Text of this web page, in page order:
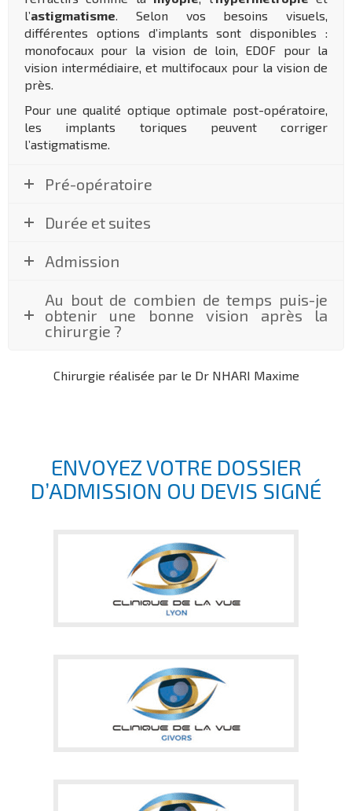
l’astigmatisme . Selon vos besoins visuels,
différentes options d’implants sont disponibles :
monofocaux pour la vision de loin, EDOF pour la
vision intermédiaire, et multifocaux pour la vision de
près.
Pour une qualité optique optimale post-opératoire,
les implants toriques peuvent corriger
l’astigmatisme.
Pré-opératoire
Durée et suites
Admission
Au bout de combien de temps puis-je
obtenir une bonne vision après la
chirurgie ?
Chirurgie réalisée par le Dr NHARI Maxime
ENVOYEZ VOTRE DOSSIER
D’ADMISSION OU DEVIS SIGNÉ